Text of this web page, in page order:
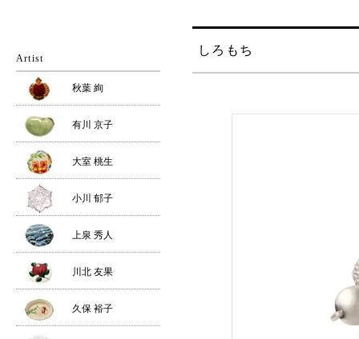
しろもち
Artist
秋葉 絢
有川 京子
大室 桃生
小川 郁子
上泉 秀人
川北 友果
久保 裕子